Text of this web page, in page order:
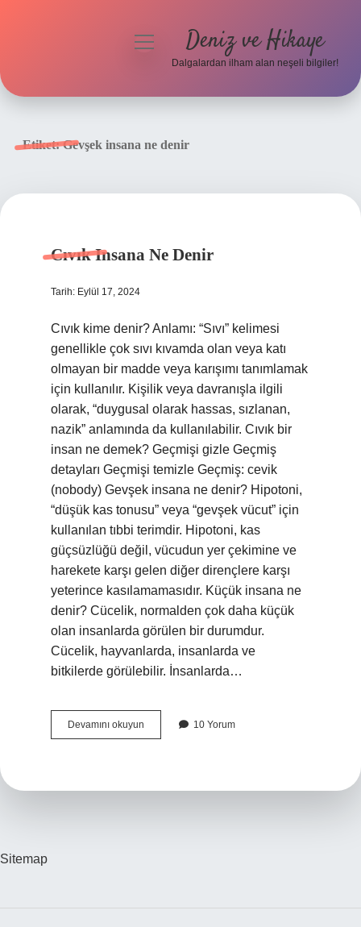
menüyü
Deniz ve Hikaye
Dalgalardan ilham alan neşeli bilgiler!
Etiket:Gevşek insana ne denir
Cıvık Insana Ne Denir
Tarih: Eylül 17, 2024
Cıvık kime denir? Anlamı: “Sıvı” kelimesi
genellikle çok sıvı kıvamda olan veya katı
olmayan bir madde veya karışımı tanımlamak
için kullanılır. Kişilik veya davranışla ilgili
olarak, “duygusal olarak hassas, sızlanan,
nazik” anlamında da kullanılabilir. Cıvık bir
insan ne demek? Geçmişi gizle Geçmiş
detayları Geçmişi temizle Geçmiş: cevik
(nobody) Gevşek insana ne denir? Hipotoni,
“düşük kas tonusu” veya “gevşek vücut” için
kullanılan tıbbi terimdir. Hipotoni, kas
güçsüzlüğü değil, vücudun yer çekimine ve
harekete karşı gelen diğer dirençlere karşı
yeterince kasılamamasıdır. Küçük insana ne
denir? Cücelik, normalden çok daha küçük
olan insanlarda görülen bir durumdur.
Cücelik, hayvanlarda, insanlarda ve
bitkilerde görülebilir. İnsanlarda…
Devamını okuyun
Insana
10 Yorum
Sitemap